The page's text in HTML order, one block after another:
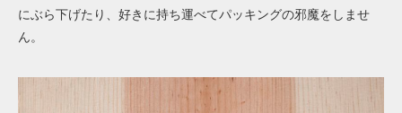
にぶら下げたり、好きに持ち運べてパッキングの邪魔をしませ
ん。